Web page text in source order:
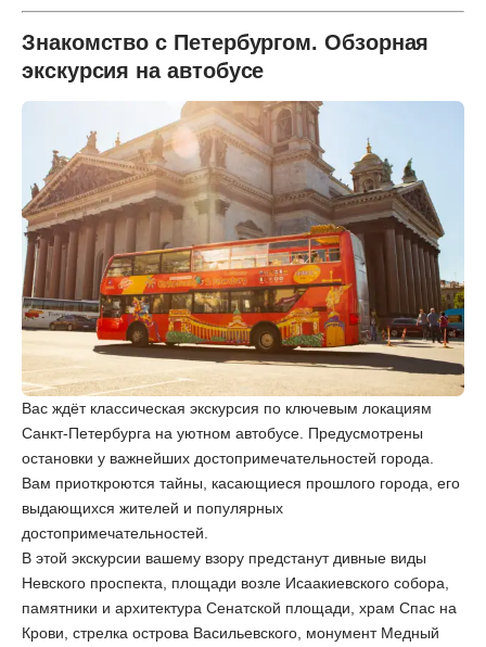
Знакомство с Петербургом. Обзорная
экскурсия на автобусе
Вас ждёт классическая экскурсия по ключевым локациям
Санкт-Петербурга на уютном автобусе. Предусмотрены
остановки у важнейших достопримечательностей города.
Вам приоткроются тайны, касающиеся прошлого города, его
выдающихся жителей и популярных
достопримечательностей.
В этой экскурсии вашему взору предстанут дивные виды
Невского проспекта, площади возле Исаакиевского собора,
памятники и архитектура Сенатской площади, храм Спас на
Крови, стрелка острова Васильевского, монумент Медный